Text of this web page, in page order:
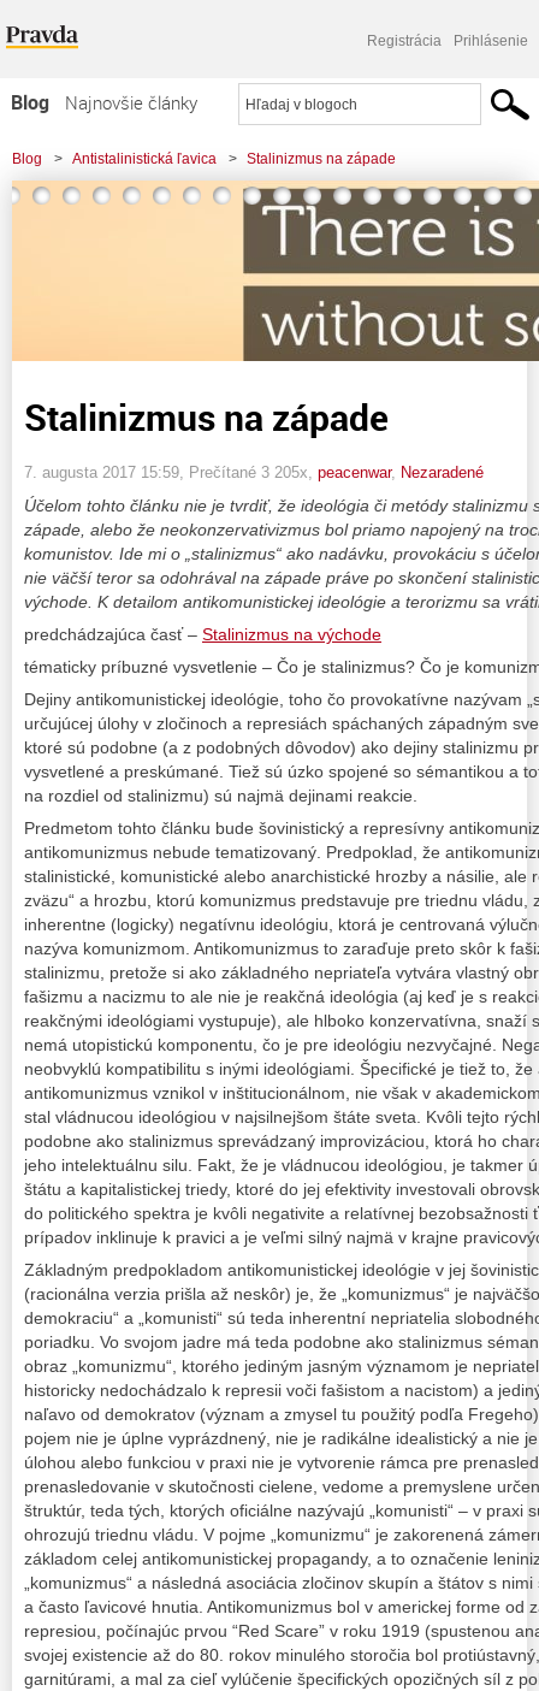
Registrácia Prihlásenie
Blog
Najnovšie články
Najčítanejšie články
Najkomentovanejšie články
Blog > Antistalinistická ľavica > Stalinizmus na západe
Stalinizmus na západe
7. augusta 2017 15:59 , Prečítané 3 205x, peacenwar, Nezaradené
Účelom tohto článku nie je tvrdiť, že ideológia či metódy stalinizmu
západe, alebo že neokonzervativizmus bol priamo napojený na
komunistov. Ide mi o „stalinizmus“ ako nadávku, provokáciu s
nie väčší teror sa odohrával na západe práve po skončení
východe. K detailom antikomunistickej ideológie a terorizmu sa
predchádzajúca časť – Stalinizmus na východe
tématicky príbuzné vysvetlenie – Čo je stalinizmus? Čo je
Dejiny antikomunistickej ideológie, toho čo provokatívne nazývam
určujúcej úlohy v zločinoch a represiách spáchaných západným
ktoré sú podobne (a z podobných dôvodov) ako dejiny stalinizmu
vysvetlené a preskúmané. Tiež sú úzko spojené so sémantikou a
na rozdiel od stalinizmu) sú najmä dejinami reakcie.
Predmetom tohto článku bude šovinistický a represívny
antikomunizmus nebude tematizovaný. Predpoklad, že
stalinistické, komunistické alebo anarchistické hrozby a násilie, ale
zväzu“ a hrozbu, ktorú komunizmus predstavuje pre triednu vládu,
inherentne (logicky) negatívnu ideológiu, ktorá je centrovaná
nazýva komunizmom. Antikomunizmus to zaraďuje preto skôr k
stalinizmu, pretože si ako základného nepriateľa vytvára vlastný
fašizmu a nacizmu to ale nie je reakčná ideológia (aj keď je s
reakčnými ideológiami vystupuje), ale hlboko konzervatívna, snaží
nemá utopistickú komponentu, čo je pre ideológiu nezvyčajné.
neobvyklú kompatibilitu s inými ideológiami. Špecifické je tiež to,
antikomunizmus vznikol v inštitucionálnom, nie však v
stal vládnucou ideológiou v najsilnejšom štáte sveta. Kvôli tejto
podobne ako stalinizmus sprevádzaný improvizáciou, ktorá ho
jeho intelektuálnu silu. Fakt, že je vládnucou ideológiou, je takmer
štátu a kapitalistickej triedy, ktoré do jej efektivity investovali
do politického spektra je kvôli negativite a relatívnej bezobsažnosti
prípadov inklinuje k pravici a je veľmi silný najmä v krajne
Základným predpokladom antikomunistickej ideológie v jej
(racionálna verzia prišla až neskôr) je, že „komunizmus“ je
demokraciu“ a „komunisti“ sú teda inherentní nepriatelia
poriadku. Vo svojom jadre má teda podobne ako stalinizmus
obraz „komunizmu“, ktorého jediným jasným významom je
historicky nedochádzalo k represii voči fašistom a nacistom) a
naľavo od demokratov (význam a zmysel tu použitý podľa
pojem nie je úplne vyprázdnený, nie je radikálne idealistický a nie
úlohou alebo funkciou v praxi nie je vytvorenie rámca pre
prenasledovanie v skutočnosti cielene, vedome a premyslene
štruktúr, teda tých, ktorých oficiálne nazývajú „komunisti“ – v praxi
ohrozujú triednu vládu. V pojme „komunizmu“ je zakorenená
základom celej antikomunistickej propagandy, a to označenie
„komunizmus“ a následná asociácia zločinov skupín a štátov s
a často ľavicové hnutia. Antikomunizmus bol v americkej forme od
represiou, počínajúc prvou “Red Scare” v roku 1919 (spustenou
svojej existencie až do 80. rokov minulého storočia bol
garnitúrami, a mal za cieľ vylúčenie špecifických opozičných síl z